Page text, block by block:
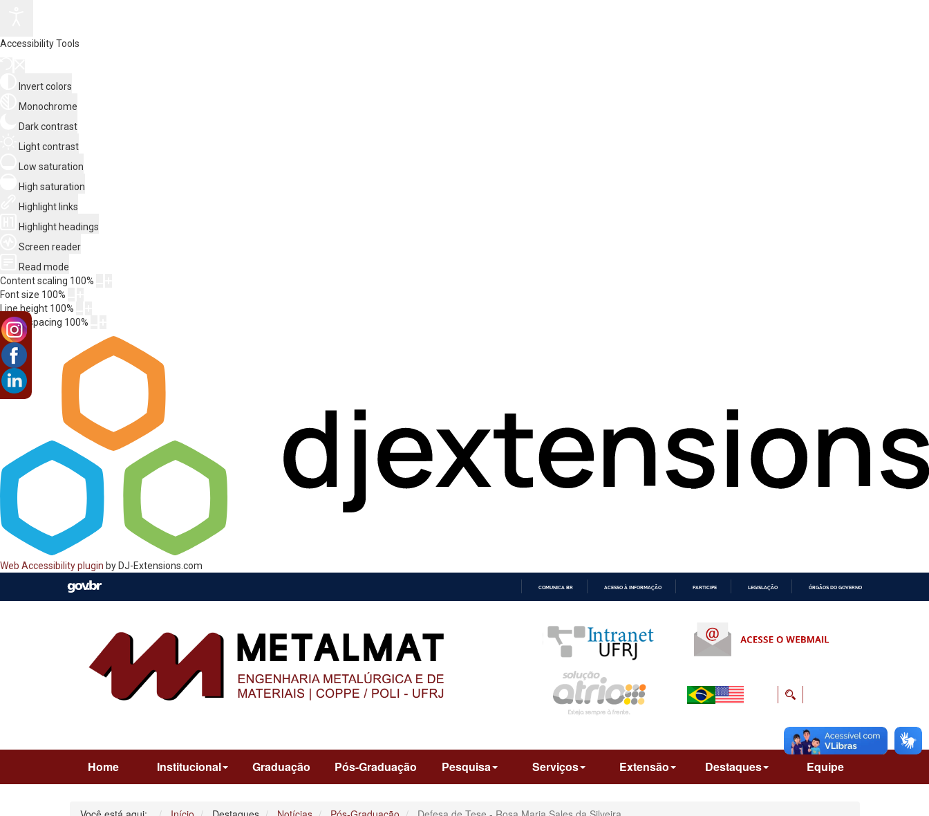
Accessibility Tools
Invert colors
Monochrome
Dark contrast
Light contrast
Low saturation
High saturation
Highlight links
Highlight headings
Screen reader
Read mode
Content scaling 100%
Font size 100%
Line height 100%
Letter spacing 100%
Web Accessibility plugin by DJ-Extensions.com
COMUNICA BR ACESSO À INFORMAÇÃO PARTICIPE LEGISLAÇÃO ÓRGÃOS DO GOVERNO
Home Institucional Graduação Pós-Graduação Pesquisa Serviços Extensão Destaques Equipe